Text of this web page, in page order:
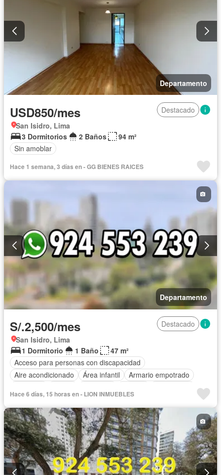
Departamento
USD850/mes
Destacado
San Isidro, Lima
3 Dormitorios
2 Baños
94 m²
Sin amoblar
Hace 1 semana, 3 días en - GG BIENES RAICES
Departamento
S/.2,500/mes
Destacado
San Isidro, Lima
1 Dormitorio
1 Baño
47 m²
Acceso para personas con discapacidad
Aire acondicionado
Área infantil
Armario empotrado
Cancha de tenis
Caseta de vigilancia
Tanque de agua
Cocina equipada
Cuarto de servicio
Cochera
Gas natural Gimnasio Internet
Jardín
Patio Piscina Vigilante Sauna
Seguridad
Terraza
Vista panorámica Wifi Sin amoblar
Hace 6 días, 15 horas en - LION INMUEBLES